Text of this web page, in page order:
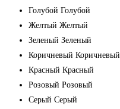
Голубой Голубой
Желтый Желтый
Зеленый Зеленый
Коричневый Коричневый
Красный Красный
Розовый Розовый
Серый Серый